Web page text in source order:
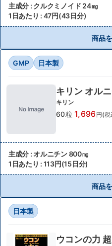
主成分 : クルクミノイド 24㎎
1日あたり : 47円(43日分)
商品
GMP 日本製
キリン オル
キリン
60粒 1,696円(
主成分 : オルニチン 800㎎
1日あたり : 113円(15日分)
商品
日本製
ウコンの力